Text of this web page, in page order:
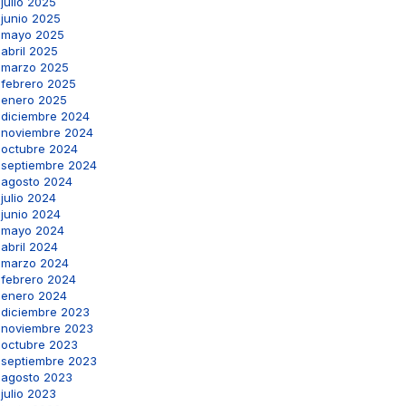
junio 2025
mayo 2025
abril 2025
marzo 2025
febrero 2025
enero 2025
diciembre 2024
noviembre 2024
octubre 2024
septiembre 2024
agosto 2024
julio 2024
junio 2024
mayo 2024
abril 2024
marzo 2024
febrero 2024
enero 2024
diciembre 2023
noviembre 2023
octubre 2023
septiembre 2023
agosto 2023
julio 2023